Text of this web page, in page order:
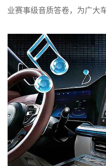
业赛事级音质答卷，为广大